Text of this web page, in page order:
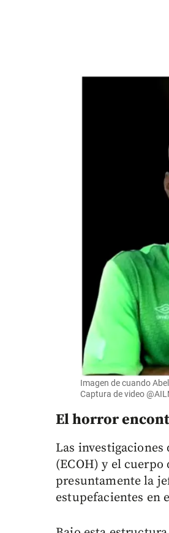
Imagen de cuando
Captura de video
El horror
Las
(ECOH) y el cuerpo
presuntamente la
estupefacientes en